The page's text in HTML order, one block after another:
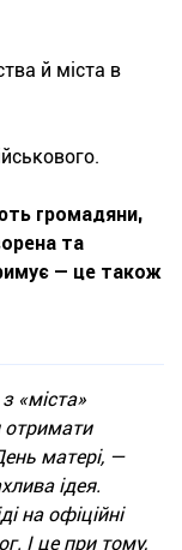
й міста в
громадяни,
та
— це також
«міста»
отримати
матері, —
ідея.
на офіційні
І це при тому,